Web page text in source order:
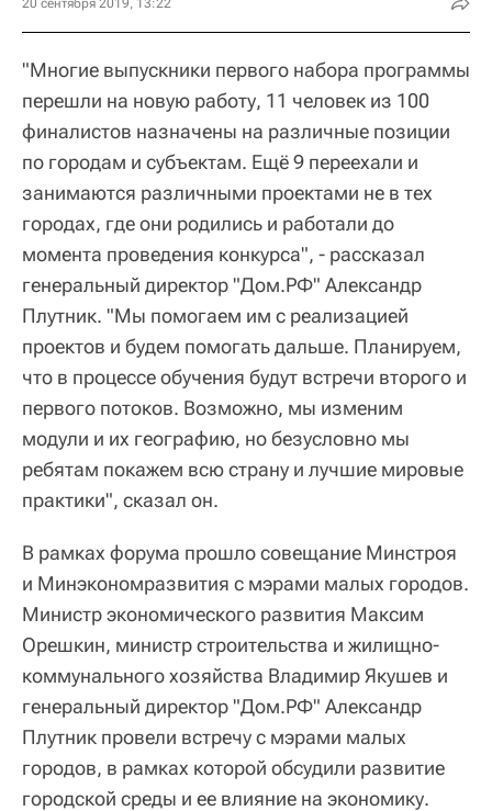
"Многие выпускники первого набора программы
перешли на новую работу, 11 человек из 100
финалистов назначены на различные позиции
по городам и субъектам. Ещё 9 переехали и
занимаются различными проектами не в тех
городах, где они родились и работали до
момента проведения конкурса", - рассказал
генеральный директор "Дом.РФ" Александр
Плутник. "Мы помогаем им с реализацией
проектов и будем помогать дальше. Планируем,
что в процессе обучения будут встречи второго и
первого потоков. Возможно, мы изменим
модули и их географию, но безусловно мы
ребятам покажем всю страну и лучшие мировые
практики", сказал он.
В рамках форума прошло совещание Минстроя
и Минэкономразвития с мэрами малых городов.
Министр экономического развития Максим
Орешкин, министр строительства и жилищно-
коммунального хозяйства Владимир Якушев и
генеральный директор "Дом.РФ" Александр
Плутник провели встречу с мэрами малых
городов, в рамках которой обсудили развитие
городской среды и ее влияние на экономику.